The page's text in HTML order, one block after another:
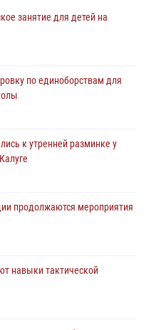
занятие для детей на
по единоборствам для
к утренней разминке у
продолжаются мероприятия
навыки тактической